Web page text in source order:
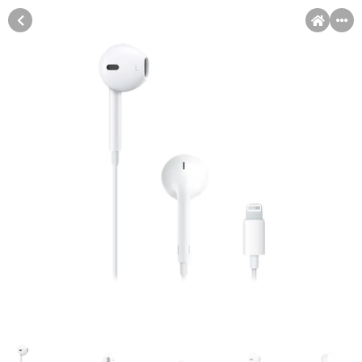
Pomoć pri kupovini